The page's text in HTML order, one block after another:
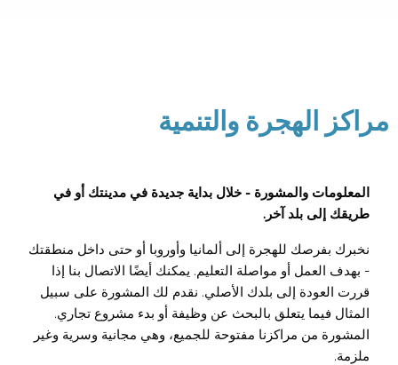
مراكز الهجرة والتنمية
المعلومات والمشورة - خلال بداية جديدة في مدينتك أو في
طريقك إلى بلد آخر.
نخبرك بفرصك للهجرة إلى ألمانيا وأوروبا أو حتى داخل منطقتك
- بهدف العمل أو مواصلة التعليم. يمكنك أيضًا الاتصال بنا إذا
قررت العودة إلى بلدك الأصلي. نقدم لك المشورة على سبيل
المثال فيما يتعلق بالبحث عن وظيفة أو بدء مشروع تجاري.
المشورة من مراكزنا مفتوحة للجميع، وهي مجانية وسرية وغير
ملزمة.